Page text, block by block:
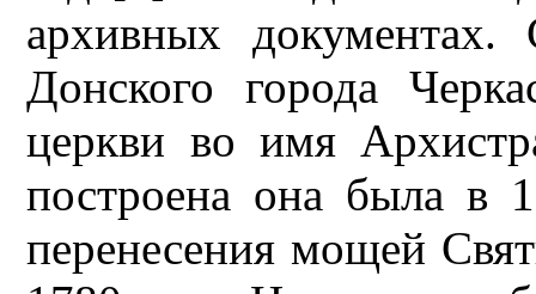
архивных документах.
Донского города
церкви во имя
построена она была в
перенесения мощей